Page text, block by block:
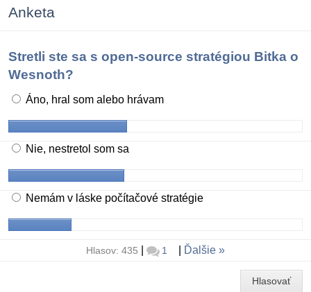
Anketa
Stretli ste sa s open-source stratégiou Bitka o
Wesnoth?
Áno, hral som alebo hrávam
Nie, nestretol som sa
Nemám v láske počítačové stratégie
Hlasov: 435 1 Ďalšie
Hlasovať